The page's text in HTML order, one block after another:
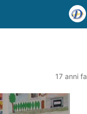
17 anni fa